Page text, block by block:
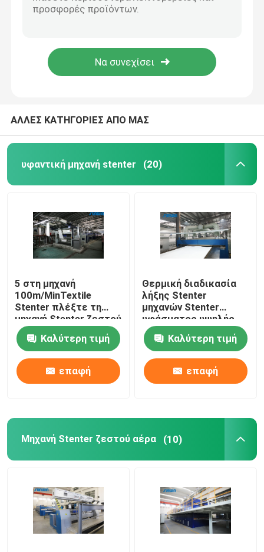
Μηχανή ρύθμισης θερμότητας υφάσματος
Tenter μηχανή πλαισίων
Μηχανή υφαντικής εκτύπωσης
Πέστε την αποξηραντική μηχανή
stenter μηχανή λήξης
Χαλαρώστε την ξηρότερη μηχανή
ΑΛΛΕΣ ΚΑΤΗΓΟΡΙΕΣ ΑΠΟ ΜΑΣ
υφαντική μηχανή stenter (20)
5 στη μηχανή
100m/MinTextile
Stenter πλέξτε τη
μηχανή Stenter ζεστού
αέρα ατμού τύπων
Καλύτερη τιμή
επαφή
Θερμική διαδικασία
λήξης Stenter
μηχανών Stenter
υφάσματος υψηλής
ταχύτητας
πετρελαίου
πολυεστέρα
Καλύτερη τιμή
επαφή
Μηχανή Stenter ζεστού αέρα (10)